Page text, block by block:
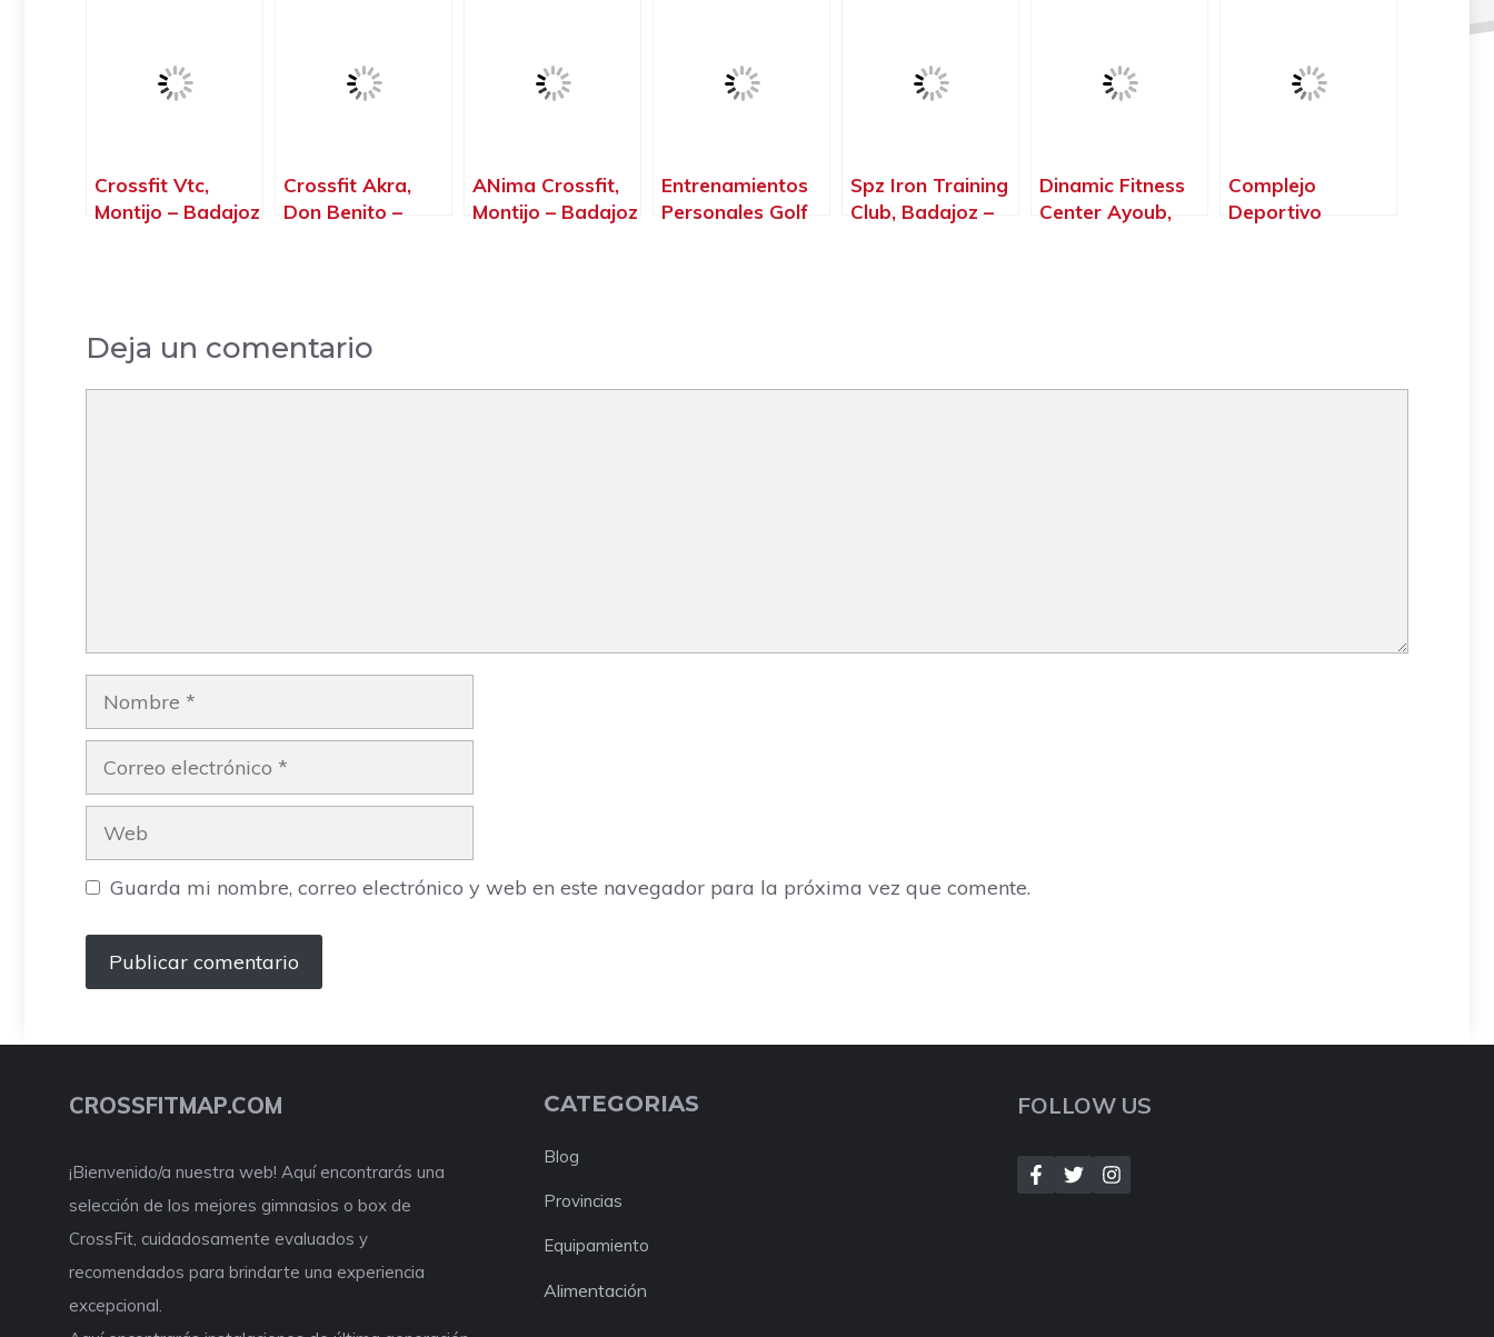
Crossfit Vtc,
Montijo – Badajoz
Crossfit Akra,
Don Benito –
ANima Crossfit,
Montijo – Badajoz
Entrenamientos
Personales Golf
Spz Iron Training
Club, Badajoz –
Dinamic Fitness
Center Ayoub,
Complejo
Deportivo
Deja un comentario
Nombre
Correo
electrónico
Web
Guarda mi nombre, correo electrónico y web en este navegador para la próxima vez que comente.
CROSSFITMAP.COM
¡Bienvenido/a nuestra web! Aquí encontrarás una
selección de los mejores gimnasios o box de
CrossFit, cuidadosamente evaluados y
recomendados para brindarte una experiencia
excepcional.
CATEGORIAS
Blog
Provincias
Equipamiento
Alimentación
FOLLOW US